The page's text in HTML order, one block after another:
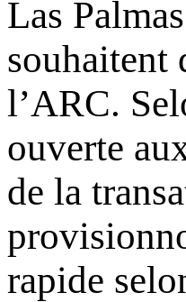
Las
souhaitent
l’ARC.
ouverte
de la
rapide